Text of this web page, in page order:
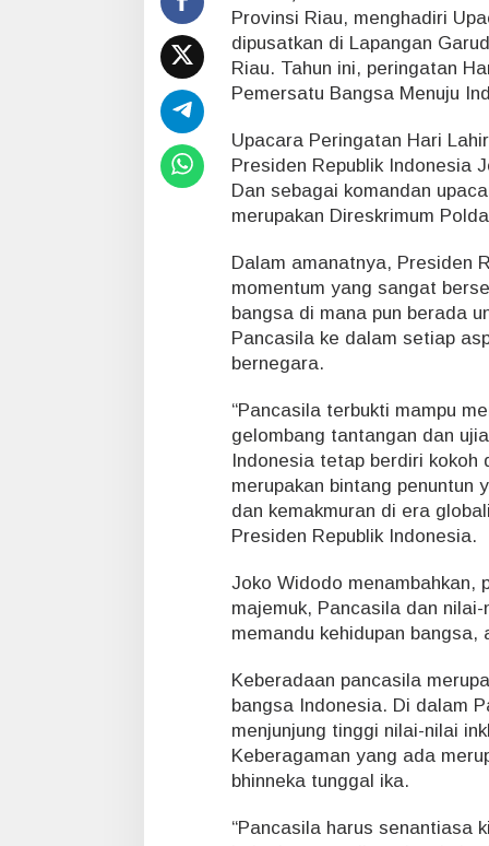
r
i
H
a
r
i
P
e
g
a
t
a
a
r
l
a
h
a
c
a
s
a
Provinsi Riau, menghadiri
dipusatkan di Lapangan
Riau. Tahun ini, peringatan
Pemersatu Bangsa Menuju
Upacara Peringatan Hari
Presiden Republik Indonesia
Dan sebagai komandan
merupakan Direskrimum
Dalam amanatnya, Presiden
momentum yang sangat
bangsa di mana pun berada
Pancasila ke dalam setiap
bernegara.
“Pancasila terbukti mampu
gelombang tantangan dan
Indonesia tetap berdiri kokoh
merupakan bintang penuntun
dan kemakmuran di era
Presiden Republik Indonesia.
Joko Widodo menambahkan,
majemuk, Pancasila dan
memandu kehidupan
Keberadaan pancasila
bangsa Indonesia. Di dalam
menjunjung tinggi nilai-nilai
Keberagaman yang ada
bhinneka tunggal ika.
“Pancasila harus senantiasa